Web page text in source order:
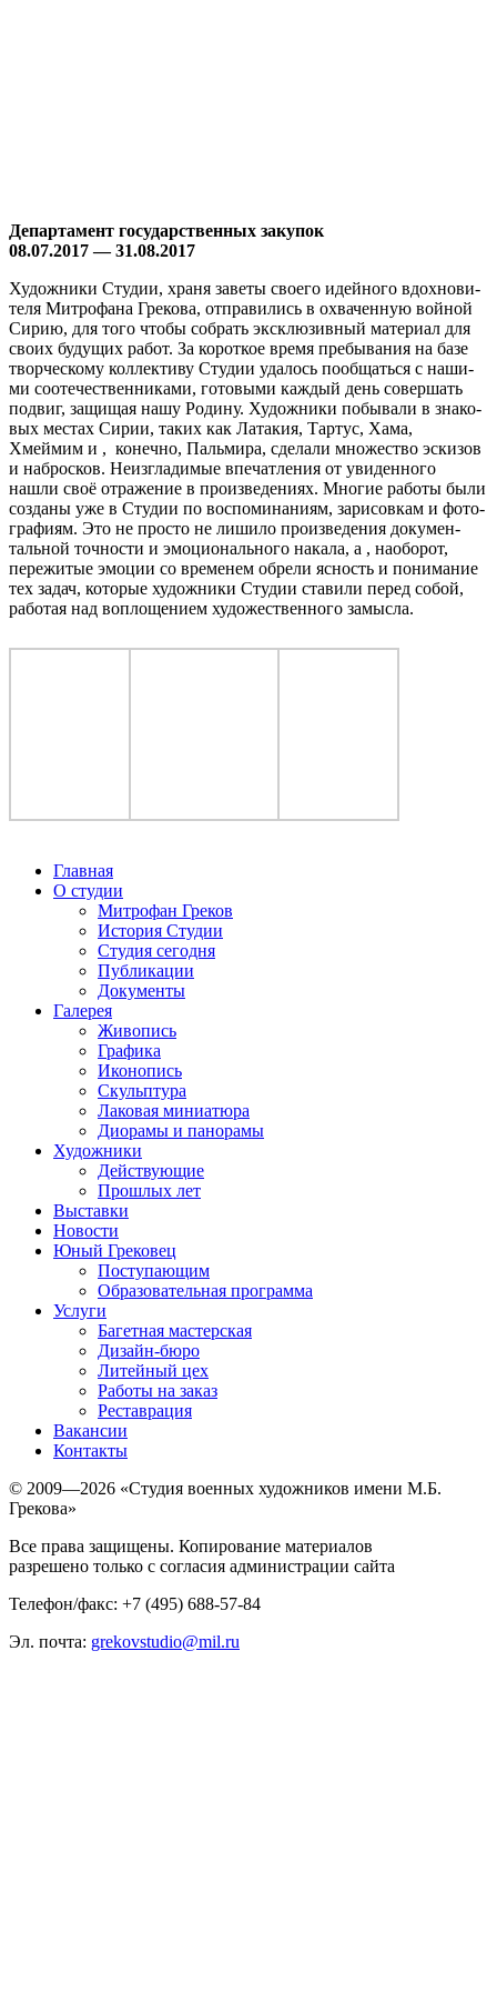
Департамент госу­дар­ствен­ных закупок
08.07.2017 — 31.08.2017
Художники Студии, хра­ня заве­ты сво­е­го идей­но­го вдох­но­ви­
те­ля Митрофана Грекова, отпра­ви­лись в охва­чен­ную вой­ной
Сирию, для того что­бы собрать экс­клю­зив­ный мате­ри­ал для
сво­их буду­щих работ. За корот­кое вре­мя пре­бы­ва­ния на базе
твор­че­ско­му кол­лек­ти­ву Студии уда­лось пооб­щать­ся с наши­
ми сооте­че­ствен­ни­ка­ми, гото­вы­ми каж­дый день совер­шать
подвиг, защи­щая нашу Родину. Художники побы­ва­ли в зна­ко­
вых местах Сирии, таких как Латакия, Тартус, Хама,
Хмеймим и , конеч­но, Пальмира, сде­ла­ли мно­же­ство эски­зов
и наброс­ков. Неизгладимые впе­чат­ле­ния от уви­ден­но­го
нашли своё отра­же­ние в про­из­ве­де­ни­ях. Многие рабо­ты были
созда­ны уже в Студии по вос­по­ми­на­ни­ям, зари­сов­кам и фото­
гра­фи­ям. Это не про­сто не лиши­ло про­из­ве­де­ния доку­мен­
таль­ной точ­но­сти и эмо­ци­о­наль­но­го нака­ла, а , наобо­рот,
пере­жи­тые эмо­ции со вре­ме­нем обре­ли ясность и пони­ма­ние
тех задач, кото­рые худож­ни­ки Студии ста­ви­ли перед собой,
рабо­тая над вопло­ще­ни­ем худо­же­ствен­но­го замысла.
Главная
О студии
Митрофан Греков
История Студии
Студия сегодня
Публикации
Документы
Галерея
Живопись
Графика
Иконопись
Скульптура
Лаковая миниатюра
Диорамы и панорамы
Художники
Действующие
Прошлых лет
Выставки
Новости
Юный Грековец
Поступающим
Образовательная программа
Услуги
Багетная мастерская
Дизайн-бюро
Литейный цех
Работы на заказ
Реставрация
Вакансии
Контакты
© 2009—2026 «Студия военных художников имени М.Б.
Грекова»
Все права защищены. Копирование материалов
разрешено только с согласия администрации сайта
Телефон/факс: +7 (495) 688-57-84
Эл. почта: grekovstudio@mil.ru